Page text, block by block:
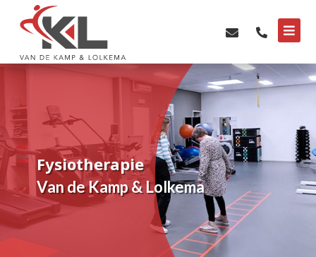
  
Fysiotherapie
Van de Kamp & Lolkema